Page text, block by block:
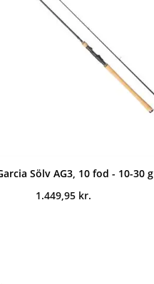
Sölv AG3, 10 fod - 10-30 g
1.449,95 kr.